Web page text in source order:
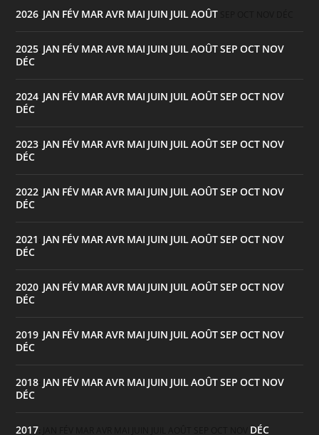
2026 JAN FÉV MARAVR MAI JUIN JUILAOÛT
2025 JAN FÉV MARAVR MAI JUIN JUILAOÛTSEP OCT NOV
DÉC
2024 JAN FÉV MARAVR MAI JUIN JUILAOÛTSEP OCT NOV
DÉC
2023 JAN FÉV MARAVR MAI JUIN JUILAOÛTSEP OCT NOV
DÉC
2022 JAN FÉV MARAVR MAI JUIN JUILAOÛTSEP OCT NOV
DÉC
2021 JAN FÉV MARAVR MAI JUIN JUILAOÛTSEP OCT NOV
DÉC
2020 JAN FÉV MARAVR MAI JUIN JUILAOÛTSEP OCT NOV
DÉC
2019 JAN FÉV MARAVR MAI JUIN JUILAOÛTSEP OCT NOV
DÉC
2018 JAN FÉV MARAVR MAI JUIN JUILAOÛTSEP OCT NOV
DÉC
2017 DÉC